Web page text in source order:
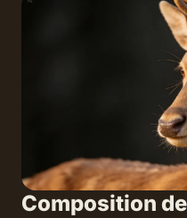
Composition